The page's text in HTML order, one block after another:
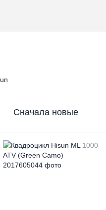
Сначала новые